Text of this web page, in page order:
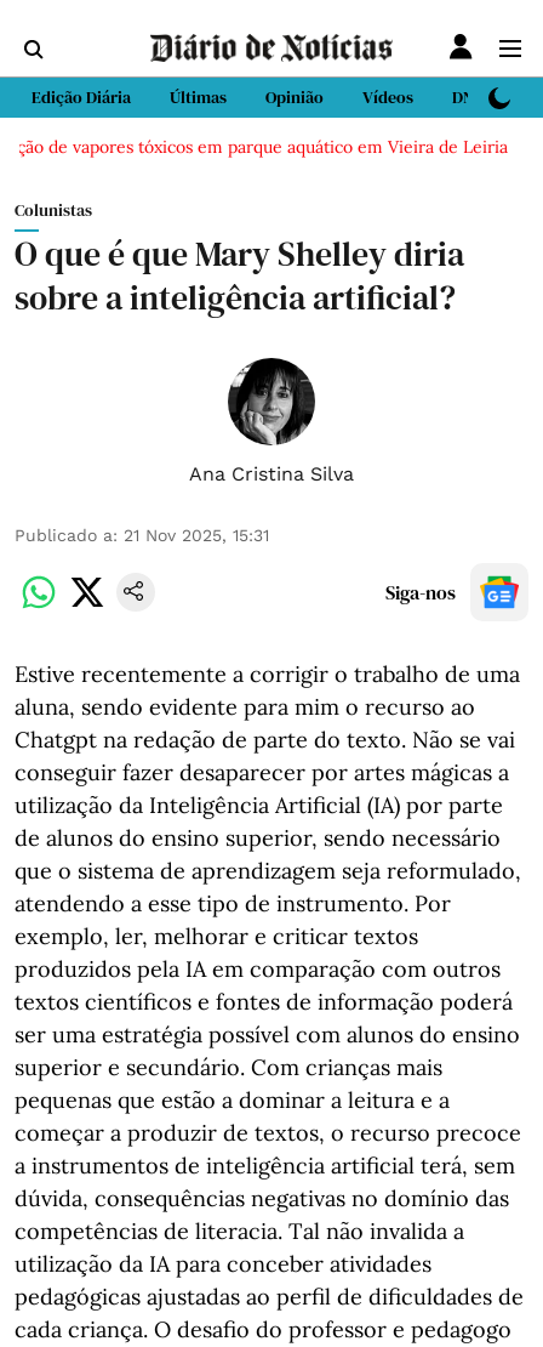
Edição Diária Últimas Opinião Vídeos DN Sport
de vapores tóxicos em parque aquático em Vieira de Leiria
Colunistas
O que é que Mary Shelley diria
sobre a inteligência artificial?
Ana Cristina Silva
Publicado a: 21 Nov 2025, 15:31
Siga-nos
Estive recentemente a corrigir o trabalho de uma
aluna, sendo evidente para mim o recurso ao
Chatgpt na redação de parte do texto. Não se vai
conseguir fazer desaparecer por artes mágicas a
utilização da Inteligência Artificial (IA) por parte
de alunos do ensino superior, sendo necessário
que o sistema de aprendizagem seja reformulado,
atendendo a esse tipo de instrumento. Por
exemplo, ler, melhorar e criticar textos
produzidos pela IA em comparação com outros
textos científicos e fontes de informação poderá
ser uma estratégia possível com alunos do ensino
superior e secundário. Com crianças mais
pequenas que estão a dominar a leitura e a
começar a produzir de textos, o recurso precoce
a instrumentos de inteligência artificial terá, sem
dúvida, consequências negativas no domínio das
competências de literacia. Tal não invalida a
utilização da IA para conceber atividades
pedagógicas ajustadas ao perfil de dificuldades de
cada criança. O desafio do professor e pedagogo